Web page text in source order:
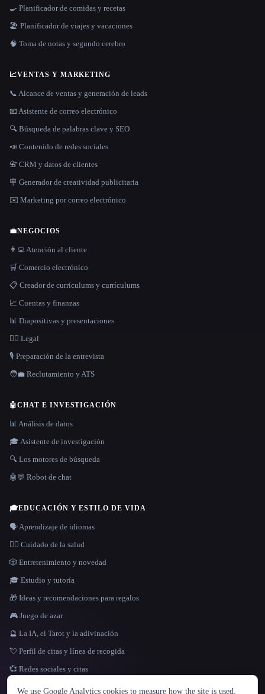
IDIOMA
🍳 Planificador de comidas y recetas
🏖 Planificador de viajes y vacaciones
🧠 Toma de notas y segundo cerebro
📈VENTAS Y MARKETING
📞 Alcance de ventas y generación de leads
📧 Asistente de correo electrónico
🔍 Búsqueda de palabras clave y SEO
📣 Contenido de redes sociales
📇 CRM y datos de clientes
🪧 Generador de creatividad publicitaria
✉️ Marketing por correo electrónico
💼NEGOCIOS
👨‍💻 Atención al cliente
🛒 Comercio electrónico
📋 Creador de currículums y currículums
📈 Cuentas y finanzas
📊 Diapositivas y presentaciones
👩‍⚖️ Legal
🎙️ Preparación de la entrevista
🧑‍💼 Reclutamiento y ATS
🤖CHAT E INVESTIGACIÓN
📊 Análisis de datos
🎓 Asistente de investigación
🔍 Los motores de búsqueda
🤖💬 Robot de chat
🎓EDUCACIÓN Y ESTILO DE VIDA
🗣️ Aprendizaje de idiomas
👩‍⚕️ Cuidado de la salud
🎲 Entretenimiento y novedad
🎓 Estudio y tutoría
🎁 Ideas y recomendaciones para regalos
🎮 Juego de azar
🔮 La IA, el Tarot y la adivinación
💘 Perfil de citas y línea de recogida
💞 Redes sociales y citas
We use Google Analytics cookies to measure how the site is used.